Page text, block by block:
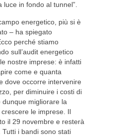
in fondo al tunnel”.
energetico, più si è
– ha spiegato
perché stiamo
sull’audit energetico
nostre imprese: è infatti
come e quanta
dove occorre intervenire
per diminuire i costi di
migliorare la
le imprese. Il
il 29 novembre e resterà
i bandi sono stati